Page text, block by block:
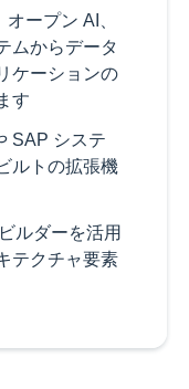
ープン AI、
ムからデータ
ケーションの
す
SAP システ
ルトの拡張機
ルダーを活用
テクチャ要素